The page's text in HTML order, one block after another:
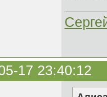
17 23:40:12